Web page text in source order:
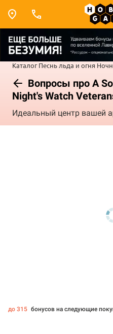
Каталог Песнь льда и огня
Вопросы про A
Night's Watch
Идеальный центр вашей
до 315 бонусов на следующие